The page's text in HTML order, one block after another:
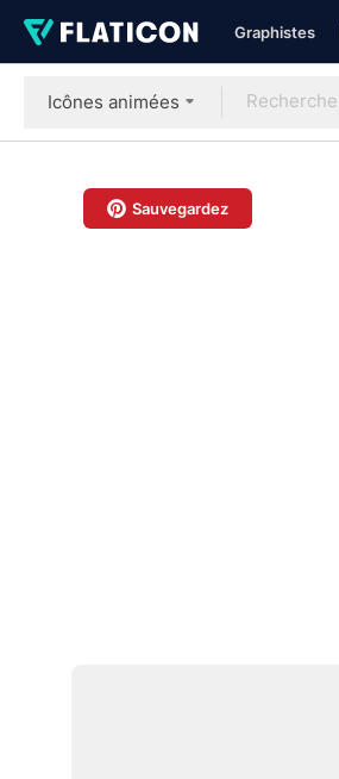
Graphistes
Icônes animées
Sauvegardez